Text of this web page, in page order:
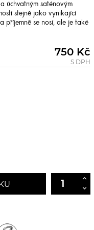
úchvatným saténovým
stejně jako vynikající
příjemně se nosí, ale je také
750 Kč
S DPH